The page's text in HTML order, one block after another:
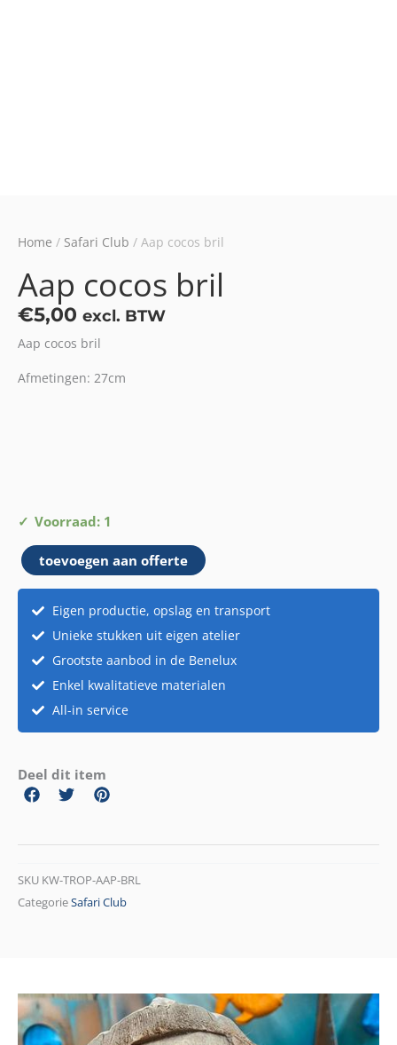
Home / Safari Club / Aap cocos bril
Aap cocos bril
€5,00 excl. BTW
Aap cocos bril
Afmetingen: 27cm
Voorraad: 1
Aap
cocos
bril
aantal
toevoegen aan offerte
Eigen productie, opslag en transport
Unieke stukken uit eigen atelier
Grootste aanbod in de Benelux
Enkel kwalitatieve materialen
All-in service
Deel dit item
SKU KW-TROP-AAP-BRL
CategorieSafari Club